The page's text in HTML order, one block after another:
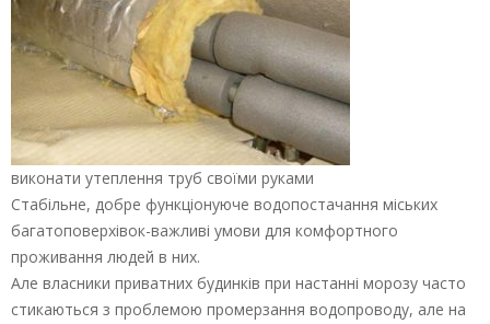
виконати утеплення труб своїми руками
Стабільне, добре функціонуюче водопостачання міських
багатоповерхівок-важливі умови для комфортного
проживання людей в них.
Але власники приватних будинків при настанні морозу часто
стикаються з проблемою промерзання водопроводу, але на